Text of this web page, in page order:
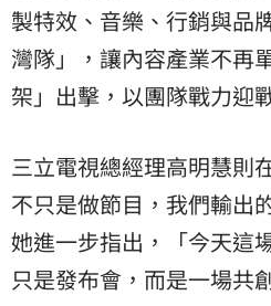
製特效、音樂、行銷與品
灣隊」，讓內容產業不再
架」出擊，以團隊戰力迎
三立電視總經理高明慧則
不只是做節目，我們輸出
她進一步指出，「今天這
只是發布會，而是一場共